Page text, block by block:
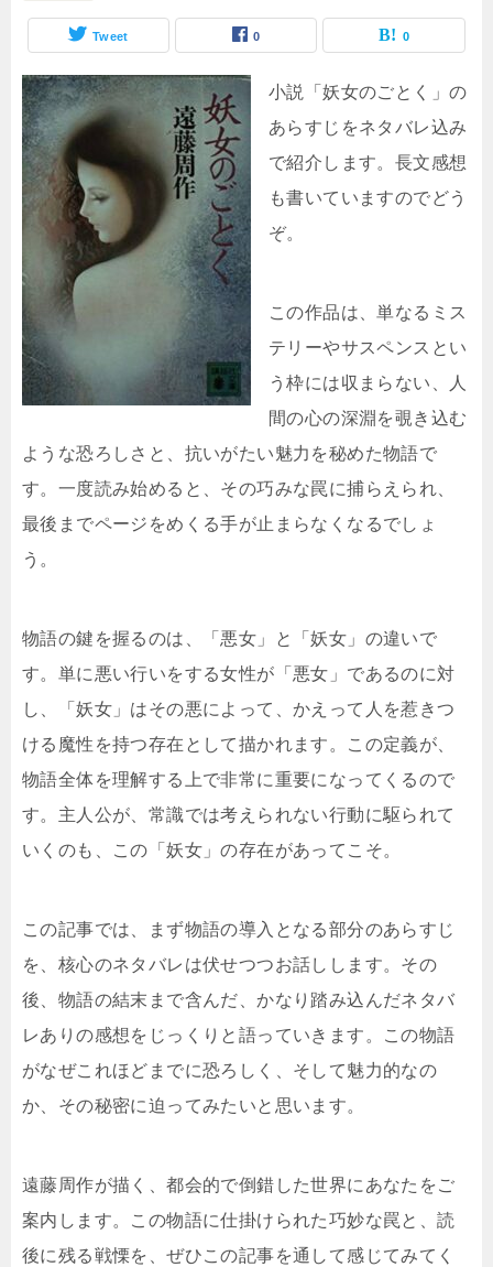
Tweet 0 0
小説「妖女のごとく」の
あらすじをネタバレ込み
で紹介します。長文感想
も書いていますのでどう
ぞ。
この作品は、単なるミス
テリーやサスペンスとい
う枠には収まらない、人
間の心の深淵を覗き込む
ような恐ろしさと、抗いがたい魅力を秘めた物語で
す。一度読み始めると、その巧みな罠に捕らえられ、
最後までページをめくる手が止まらなくなるでしょ
う。
物語の鍵を握るのは、「悪女」と「妖女」の違いで
す。単に悪い行いをする女性が「悪女」であるのに対
し、「妖女」はその悪によって、かえって人を惹きつ
ける魔性を持つ存在として描かれます。この定義が、
物語全体を理解する上で非常に重要になってくるので
す。主人公が、常識では考えられない行動に駆られて
いくのも、この「妖女」の存在があってこそ。
この記事では、まず物語の導入となる部分のあらすじ
を、核心のネタバレは伏せつつお話しします。その
後、物語の結末まで含んだ、かなり踏み込んだネタバ
レありの感想をじっくりと語っていきます。この物語
がなぜこれほどまでに恐ろしく、そして魅力的なの
か、その秘密に迫ってみたいと思います。
遠藤周作が描く、都会的で倒錯した世界にあなたをご
案内します。この物語に仕掛けられた巧妙な罠と、読
後に残る戦慄を、ぜひこの記事を通して感じてみてく